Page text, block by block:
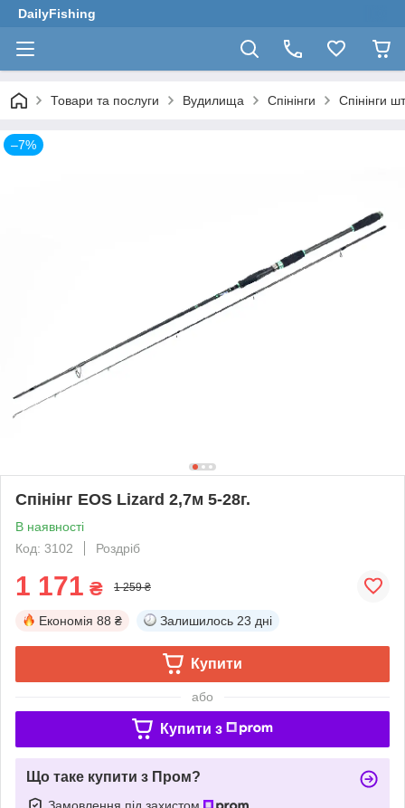
DailyFishing
Товари та послуги Вудилища Спінінги Спінінги
–7%
Спінінг EOS Lizard 2,7м 5-28г.
В наявності
Код: 3102
Роздріб
1 171 ₴ 1 259 ₴
Економія 88 ₴ Залишилось 23 дні
Купити
або
Купити з
Що таке купити з Пром?
Замовлення під захистом